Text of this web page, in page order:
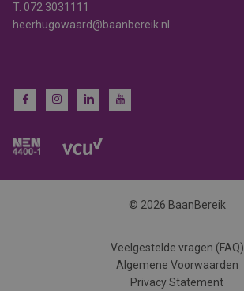
T. 072 3031111
heerhugowaard@baanbereik.nl
© 2026 BaanBereik
Veelgestelde vragen (FAQ)
Algemene Voorwaarden
Privacy Statement